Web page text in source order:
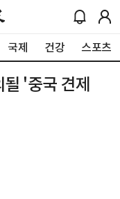
국제 건강 스포츠
'중국 견제